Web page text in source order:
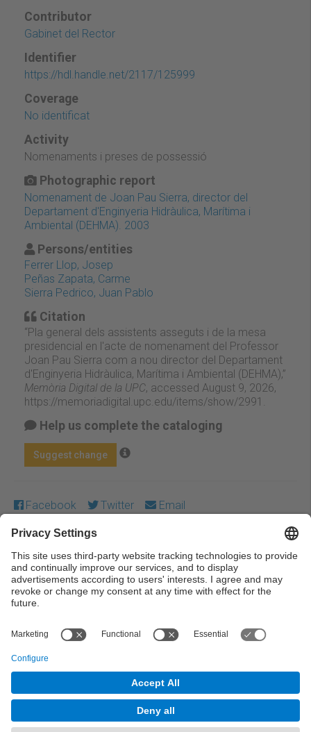
Contributor
Gabinet del Rector
Identifier
https://hdl.handle.net/2117/125999
Coverage
No identificat
Activity
Nomenaments i preses de possessió
Photographic report
Nomenament de Joan Pau Sierra, director del
Departament d'Enginyeria Hidràulica, Marítima i
Ambiental (DEHMA). 2003
Persons/entities
Ferrer Llop, Josep
Peñas Zapata, Carme
Sierra Pedrico, Juan Pablo
Citation
“Pla general dels assistents asseguts i de la mesa
presidencial en l'acte de nomenament del Professor
Joan Pau Sierra com a nou director del Departament
d'Enginyeria Hidràulica, Marítima i Ambiental (DEHMA),”
Memòria Digital de la UPC, accessed August 9, 2026,
https://memoriadigital.upc.edu/items/show/2991
Help us complete the cataloging
Suggest change
Facebook Twitter Email
Except where otherwise noted, content on this work is
licensed under a Creative Commons license:Attribution-
NonCommercial-NoDerivs 3.0 Spain
© UPC Universitat Politècnica de Catalunya ·
BarcelonaTech